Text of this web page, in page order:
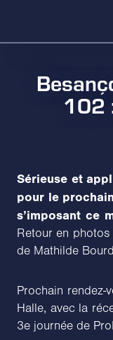
102
Sérieuse et
pour le
s’imposant ce
Retour en photos
de Mathilde
Prochain rendez-
Halle, avec la
3e journée de